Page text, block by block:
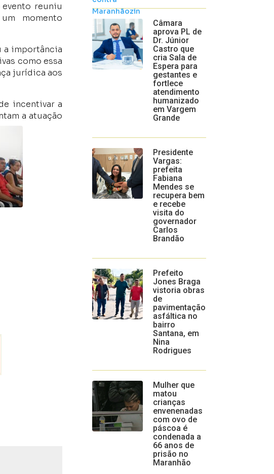
reuniu
momento
a importância
como essa
jurídica aos
incentivar a
a atuação
Câmara
aprova PL de
Dr. Júnior
Castro que
cria Sala de
Espera para
gestantes e
fortlece
atendimento
humanizado
em Vargem
Grande
Presidente
Vargas:
prefeita
Fabiana
Mendes se
recupera bem
e recebe
visita do
governador
Carlos
Brandão
Prefeito
Jones Braga
vistoria obras
de
pavimentação
asfáltica no
bairro
Santana, em
Nina
Rodrigues
Mulher que
matou
crianças
envenenadas
com ovo de
páscoa é
condenada a
66 anos de
prisão no
Maranhão